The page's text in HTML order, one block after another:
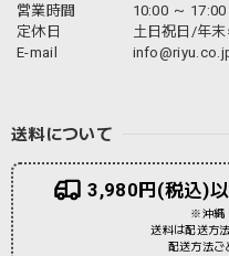
営業時間
10:00 ～ 17:00
定休日
土日祝日/年
E-mail
送料について
3,980円(税込)
※沖縄
送料は配送方
配送方法ご